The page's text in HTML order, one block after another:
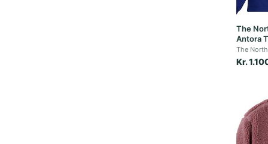
The
Antora
The
Kr.